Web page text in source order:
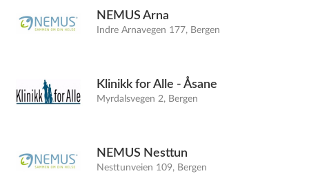
NEMUS Arna
Indre Arnavegen 177, Bergen
Klinikk for Alle - Åsane
Myrdalsvegen 2, Bergen
NEMUS Nesttun
Nesttunveien 109, Bergen